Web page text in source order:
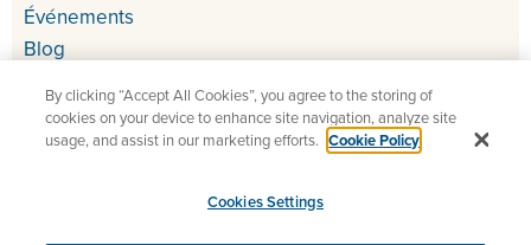
Événements
Blog
Copyright 2026 StarDust – Tests QA et UAT de tous vos
services numériques
By clicking “Accept All Cookies”, you agree to the storing of
cookies on your device to enhance site navigation, analyze site
usage, and assist in our marketing efforts. Cookie Policy
Cookies Settings